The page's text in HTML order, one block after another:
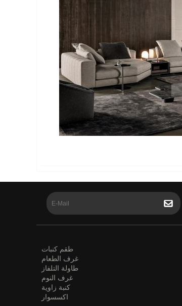
طقم كنبات
غرف الطعام
طاولة التلفاز
غرف النوم
كنبة زاوية
اكسسوار